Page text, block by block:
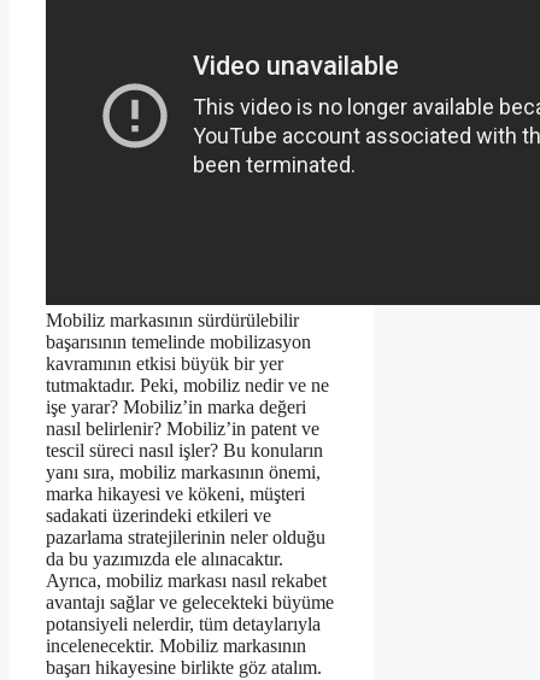
Mobiliz markasının sürdürülebilir
başarısının temelinde mobilizasyon
kavramının etkisi büyük bir yer
tutmaktadır. Peki, mobiliz nedir ve ne
işe yarar? Mobiliz’in marka değeri
nasıl belirlenir? Mobiliz’in patent ve
tescil süreci nasıl işler? Bu konuların
yanı sıra, mobiliz markasının önemi,
marka hikayesi ve kökeni, müşteri
sadakati üzerindeki etkileri ve
pazarlama stratejilerinin neler olduğu
da bu yazımızda ele alınacaktır.
Ayrıca, mobiliz markası nasıl rekabet
avantajı sağlar ve gelecekteki büyüme
potansiyeli nelerdir, tüm detaylarıyla
incelenecektir. Mobiliz markasının
başarı hikayesine birlikte göz atalım.